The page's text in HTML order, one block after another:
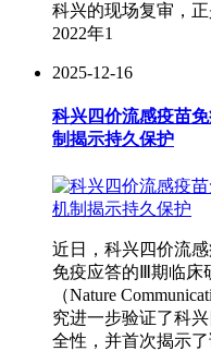
科兴的现场复审，
2022年1
2025-12-16
科兴四价流感疫苗
制揭示持久保护
近日，科兴四价流
免疫应答的Ⅲ期临床
（Nature
究进一步验证了科
全性，并首次揭示